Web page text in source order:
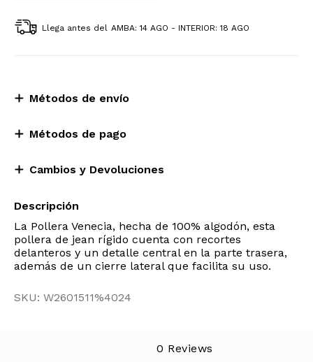
Llega antes del AMBA: 14 AGO - INTERIOR: 18 AGO
Métodos de envío
Métodos de pago
Cambios y Devoluciones
Descripción
La Pollera Venecia, hecha de 100% algodón, esta
pollera de jean rígido cuenta con recortes
delanteros y un detalle central en la parte trasera,
además de un cierre lateral que facilita su uso.
SKU: W2601511%4024
0 Reviews